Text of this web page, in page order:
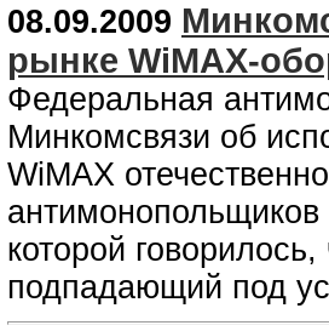
08.09.2009
рынке WiMAX-
Федеральная
Минкомсвязи об
WiMAX
антимонопольщиков
которой
подпадающий под